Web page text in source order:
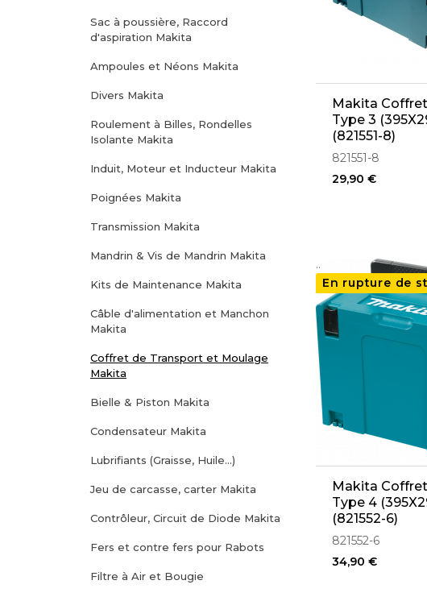
Sac à poussière, Raccord
d'aspiration Makita
Ampoules et Néons Makita
Divers Makita
Roulement à Billes, Rondelles
Isolante Makita
Induit, Moteur et Inducteur Makita
Poignées Makita
Transmission Makita
Mandrin & Vis de Mandrin Makita
Kits de Maintenance Makita
Câble d'alimentation et Manchon
Makita
Coffret de Transport et Moulage
Makita
Bielle & Piston Makita
Condensateur Makita
Lubrifiants (Graisse, Huile...)
Jeu de carcasse, carter Makita
Contrôleur, Circuit de Diode Makita
Fers et contre fers pour Rabots
Filtre à Air et Bougie
Makita
Type 3
(821551-8)
821551-8
29,90 €
..
En rupture de
Makita
Type 4
(821552-6)
821552-6
34,90 €